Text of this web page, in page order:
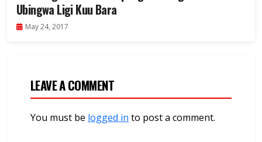
Ubingwa Ligi Kuu Bara
May 24, 2017
LEAVE A COMMENT
You must be logged in to post a comment.